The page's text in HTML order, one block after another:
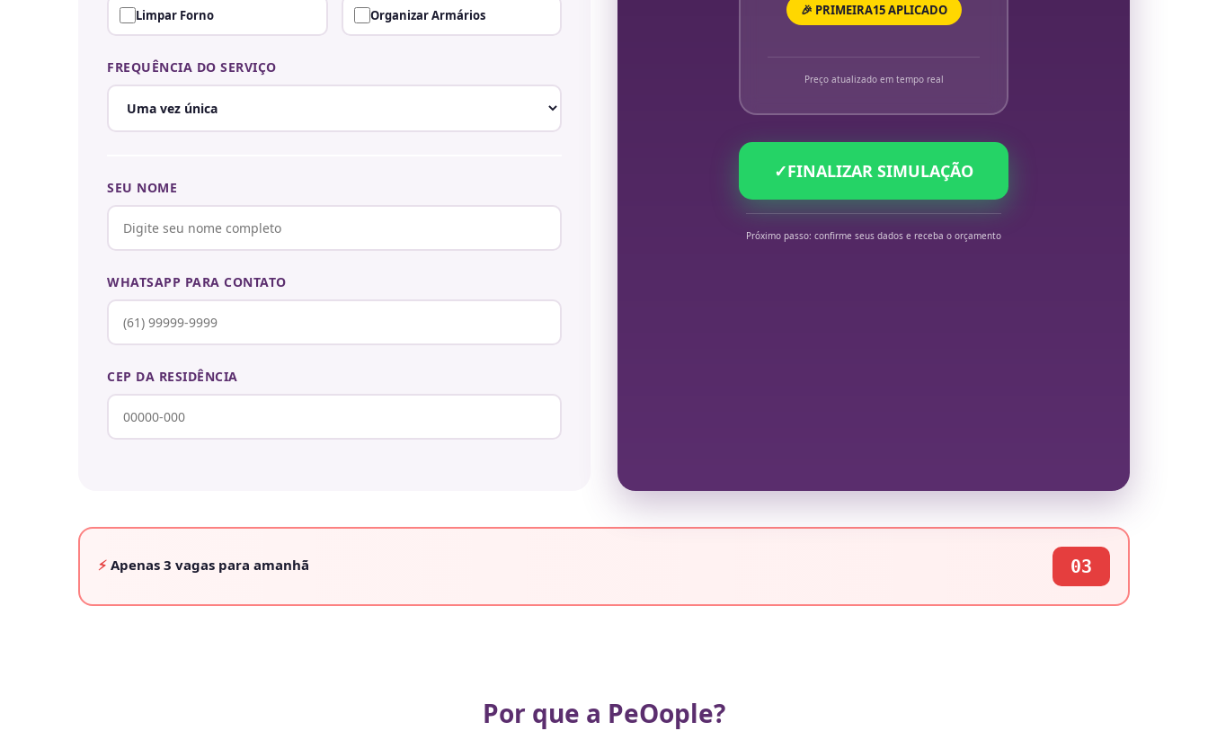
Limpar Forno Organizar Armários
FREQUÊNCIA DO SERVIÇO
SEU NOME
WHATSAPP PARA CONTATO
CEP DA RESIDÊNCIA
🎉 PRIMEIRA15 APLICADO
Preço atualizado em tempo real
✓FINALIZAR SIMULAÇÃO
Próximo passo: confirme seus dados e receba o orçamento
⚡ Apenas 3 vagas para amanhã 03
Por que a PeOople?